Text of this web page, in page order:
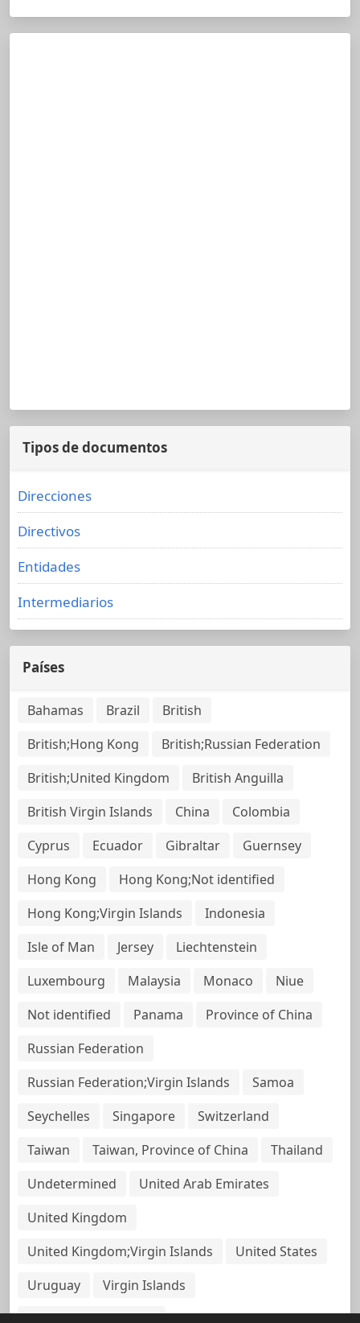
Tipos de documentos
Direcciones
Directivos
Entidades
Intermediarios
Países
Bahamas Brazil
British
British;Hong Kong
British;Russian Federation
British;United Kingdom
British Anguilla
British Virgin Islands
China
Colombia
Cyprus
Ecuador Gibraltar
Guernsey
Hong Kong
Hong Kong;Not identified
Hong Kong;Virgin Islands
Indonesia
Isle of Man
Jersey
Liechtenstein
Luxembourg
Malaysia Monaco
Niue
Not identified
Panama
Province of China
Russian Federation
Russian Federation;Virgin Islands
Samoa
Seychelles
Singapore
Switzerland
Taiwan
Taiwan, Province of China
Thailand
Undetermined
United Arab Emirates
United Kingdom
United Kingdom;Virgin Islands
United States
Uruguay
Virgin Islands
Virgin Islands, British